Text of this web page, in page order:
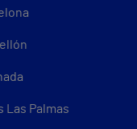
Las Palmas